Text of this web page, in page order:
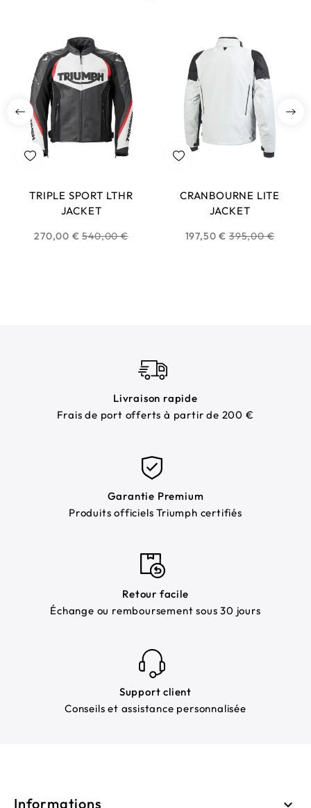
TRIPLE SPORT LTHR
JACKET
270,00 € Prix
540,00 €
CRANBOURNE LITE
JACKET
197,50 € Prix
395,00 €
Livraison rapide
Frais de port offerts à partir de 200 €
Garantie Premium
Produits officiels Triumph certifiés
Retour facile
Échange ou remboursement sous 30 jours
Support client
Conseils et assistance personnalisée
Informations